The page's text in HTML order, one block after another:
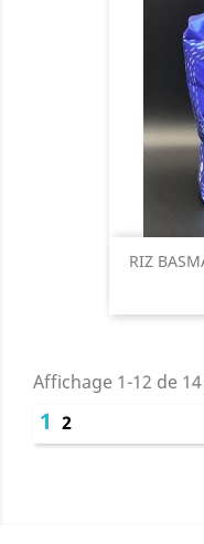
RIZ
Affichage 1-12 de
1 2